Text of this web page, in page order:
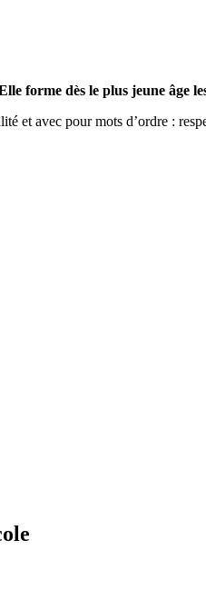
forme dès le plus jeune âge
et avec pour mots d’ordre :